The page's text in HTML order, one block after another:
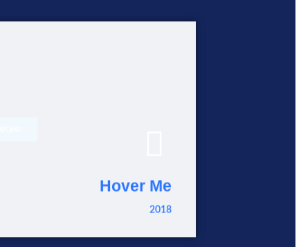
Hover Me
2018